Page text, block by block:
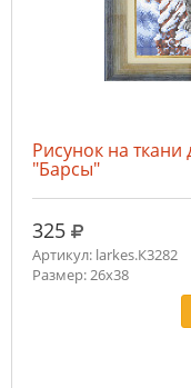
Рисунок на
"Барсы"
325 руб.
Артикул: larkes.К3282
Размер: 26х38